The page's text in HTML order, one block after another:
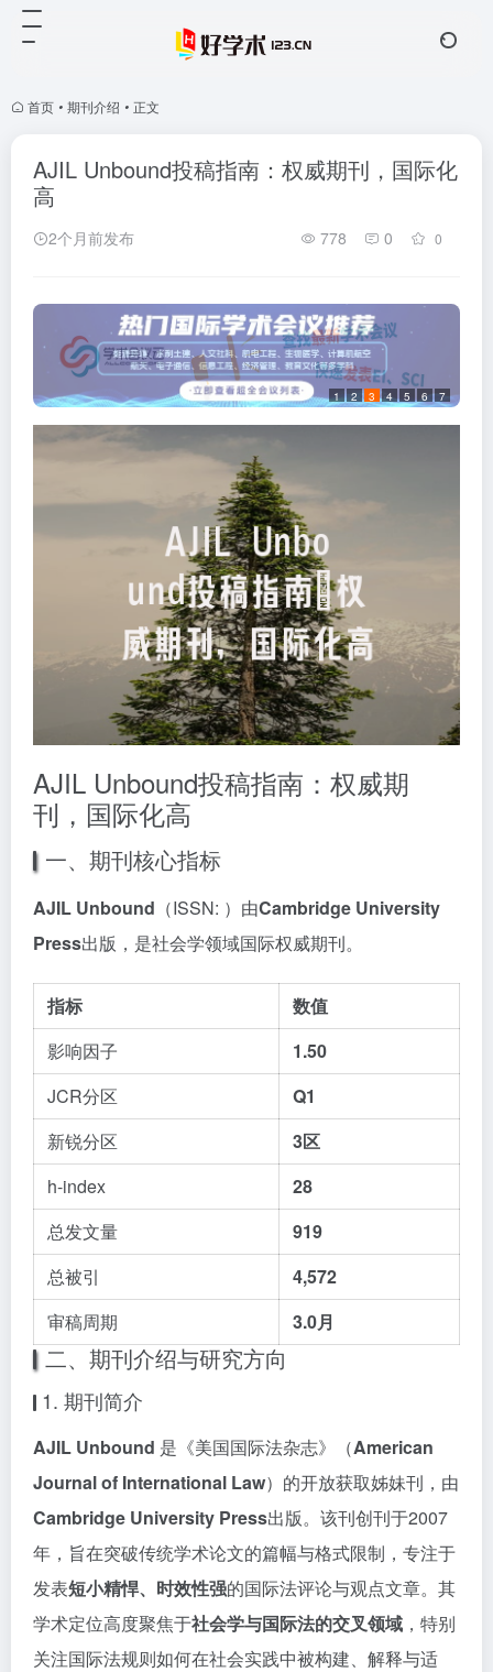
首页 • 期刊介绍 • 正文
AJIL Unbound投稿指南：权威期刊，国际化
高
2个月前发布 778 0 0
1 2 3 4 5 6 7
AJIL Unbound投稿指南：权威期
刊，国际化高
一、期刊核心指标
AJIL Unbound （ISSN: ）由Cambridge University
Press出版，是社会学领域国际权威期刊。
指标
数值
影响因子
1.50
JCR分区
Q1
新锐分区
3区
h-index
28
总发文量
919
总被引
4,572
审稿周期
3.0月
二、期刊介绍与研究方向
1. 期刊简介
AJIL Unbound 是《美国国际法杂志》（American
Journal of International Law）的开放获取姊妹刊，由
Cambridge University Press出版。该刊创刊于2007
年，旨在突破传统学术论文的篇幅与格式限制，专注于
发表短小精悍、时效性强的国际法评论与观点文章。其
学术定位高度聚焦于社会学与国际法的交叉领域 ，特别
关注国际法规则如何在社会实践中被构建、解释与适